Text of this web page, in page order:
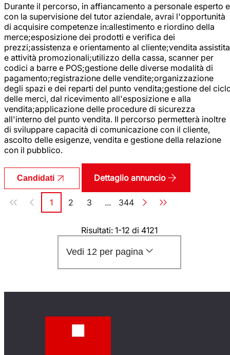
Durante il percorso, in affiancamento a personale esperto e
con la supervisione del tutor aziendale, avrai l'opportunità
di acquisire competenze in:allestimento e riordino della
merce;esposizione dei prodotti e verifica dei
prezzi;assistenza e orientamento al cliente;vendita assistita
e attività promozionali;utilizzo della cassa, scanner per
codici a barre e POS;gestione delle diverse modalità di
pagamento;registrazione delle vendite;organizzazione
degli spazi e dei reparti del punto vendita;gestione del
delle merci, dal ricevimento all'esposizione e alla
vendita;applicazione delle procedure di sicurezza
all'interno del punto vendita. Il percorso permetterà inoltre
di sviluppare capacità di comunicazione con il cliente,
ascolto delle esigenze, vendita e gestione della relazione
con il pubblico.
Candidati Dettaglio annuncio
Paginazione
Pagina
1 Pagina
2 Pagina
3 ... Pagina
344
Risultati: 1-12 di 4121
Vedi 12 per pagina